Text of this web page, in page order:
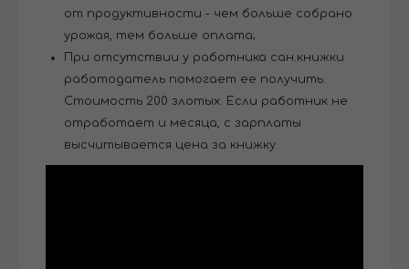
от продуктивности - чем больше собрано
урожая, тем больше оплата;
При отсутствии у работника сан.книжки
работодатель помогает ее получить.
Стоимость 200 злотых. Если работник не
отработает и месяца, с зарплаты
высчитывается цена за книжку.